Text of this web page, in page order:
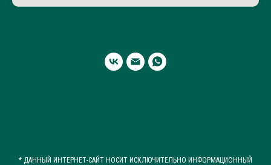
* ДАННЫЙ ИНТЕРНЕТ-САЙТ НОСИТ ИСКЛЮЧИТЕЛЬНО ИНФОРМАЦИОННЫЙ